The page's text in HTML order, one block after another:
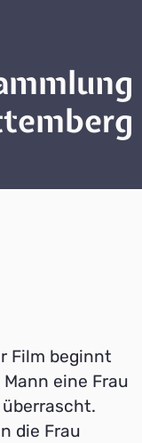
Film beginnt
eine Frau
die Frau